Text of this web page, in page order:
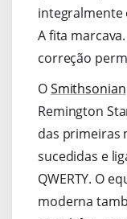
integralmente
A fita
correção
OSmithsonian
Remington
das primeiras
sucedidas e
QWERTY. O
moderna